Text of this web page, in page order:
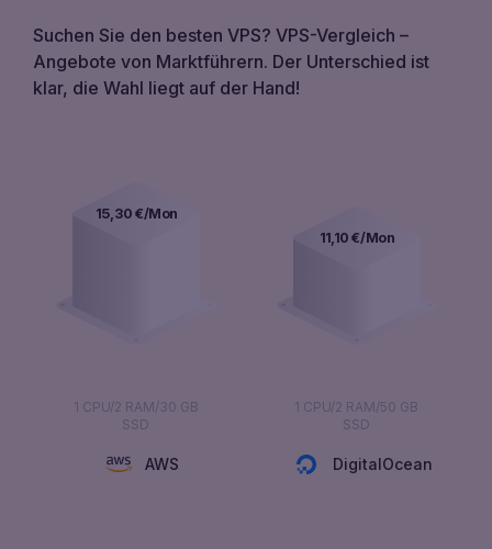
Suchen Sie den besten VPS? VPS-Vergleich –
Angebote von Marktführern. Der Unterschied ist
klar, die Wahl liegt auf der Hand!
15,30 €/Mon
1 CPU/2 RAM/30 GB
SSD
AWS
11,10 €/Mon
1 CPU/2 RAM/50 GB
SSD
DigitalOcean